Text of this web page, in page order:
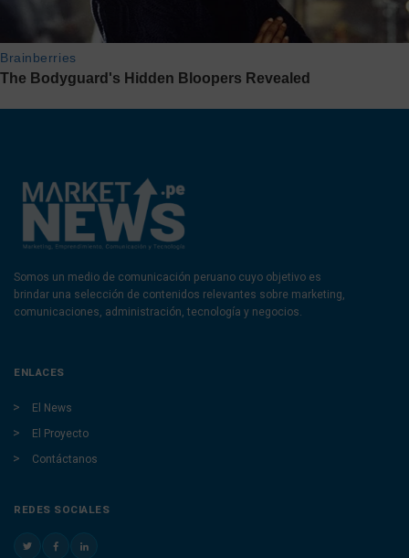
Somos un medio de comunicación peruano cuyo objetivo es
brindar una selección de contenidos relevantes sobre marketing,
comunicaciones, administración, tecnología y negocios.
ENLACES
El News
El Proyecto
Contáctanos
REDES SOCIALES